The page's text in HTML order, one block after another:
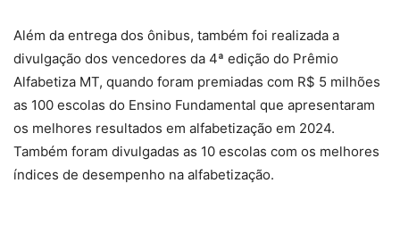
Além da entrega dos ônibus, também foi realizada a
divulgação dos vencedores da 4ª edição do Prêmio
Alfabetiza MT, quando foram premiadas com R$ 5 milhões
as 100 escolas do Ensino Fundamental que apresentaram
os melhores resultados em alfabetização em 2024.
Também foram divulgadas as 10 escolas com os melhores
índices de desempenho na alfabetização.